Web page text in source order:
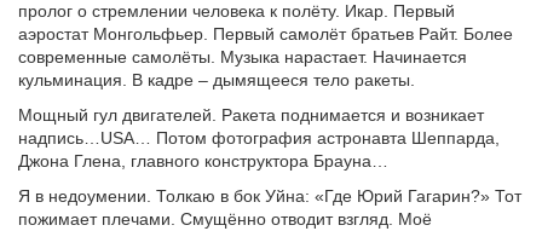
пролог о стремлении человека к полёту. Икар. Первый
аэростат Монгольфьер. Первый самолёт братьев Райт. Более
современные самолёты. Музыка нарастает. Начинается
кульминация. В кадре – дымящееся тело ракеты.
Мощный гул двигателей. Ракета поднимается и возникает
надпись…USA… Потом фотография астронавта Шеппарда,
Джона Глена, главного конструктора Брауна…
Я в недоумении. Толкаю в бок Уйна: «Где Юрий Гагарин?» Тот
пожимает плечами. Смущённо отводит взгляд. Моё